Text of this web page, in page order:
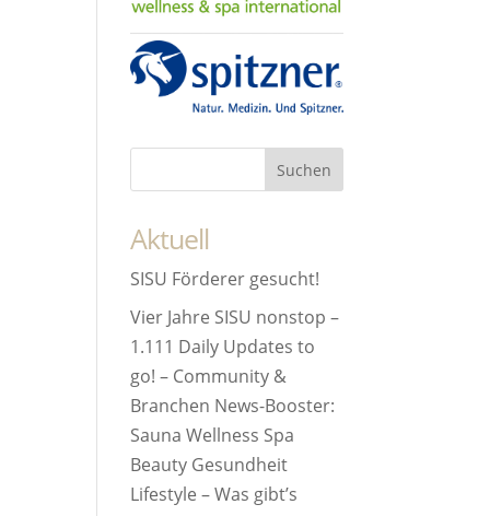
Aktuell
SISU Förderer gesucht!
Vier Jahre SISU nonstop –
1.111 Daily Updates to
go! – Community &
Branchen News-Booster:
Sauna Wellness Spa
Beauty Gesundheit
Lifestyle – Was gibt’s